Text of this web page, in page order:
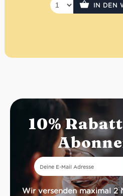
IN DEN
10%
Wir versenden maximal 2